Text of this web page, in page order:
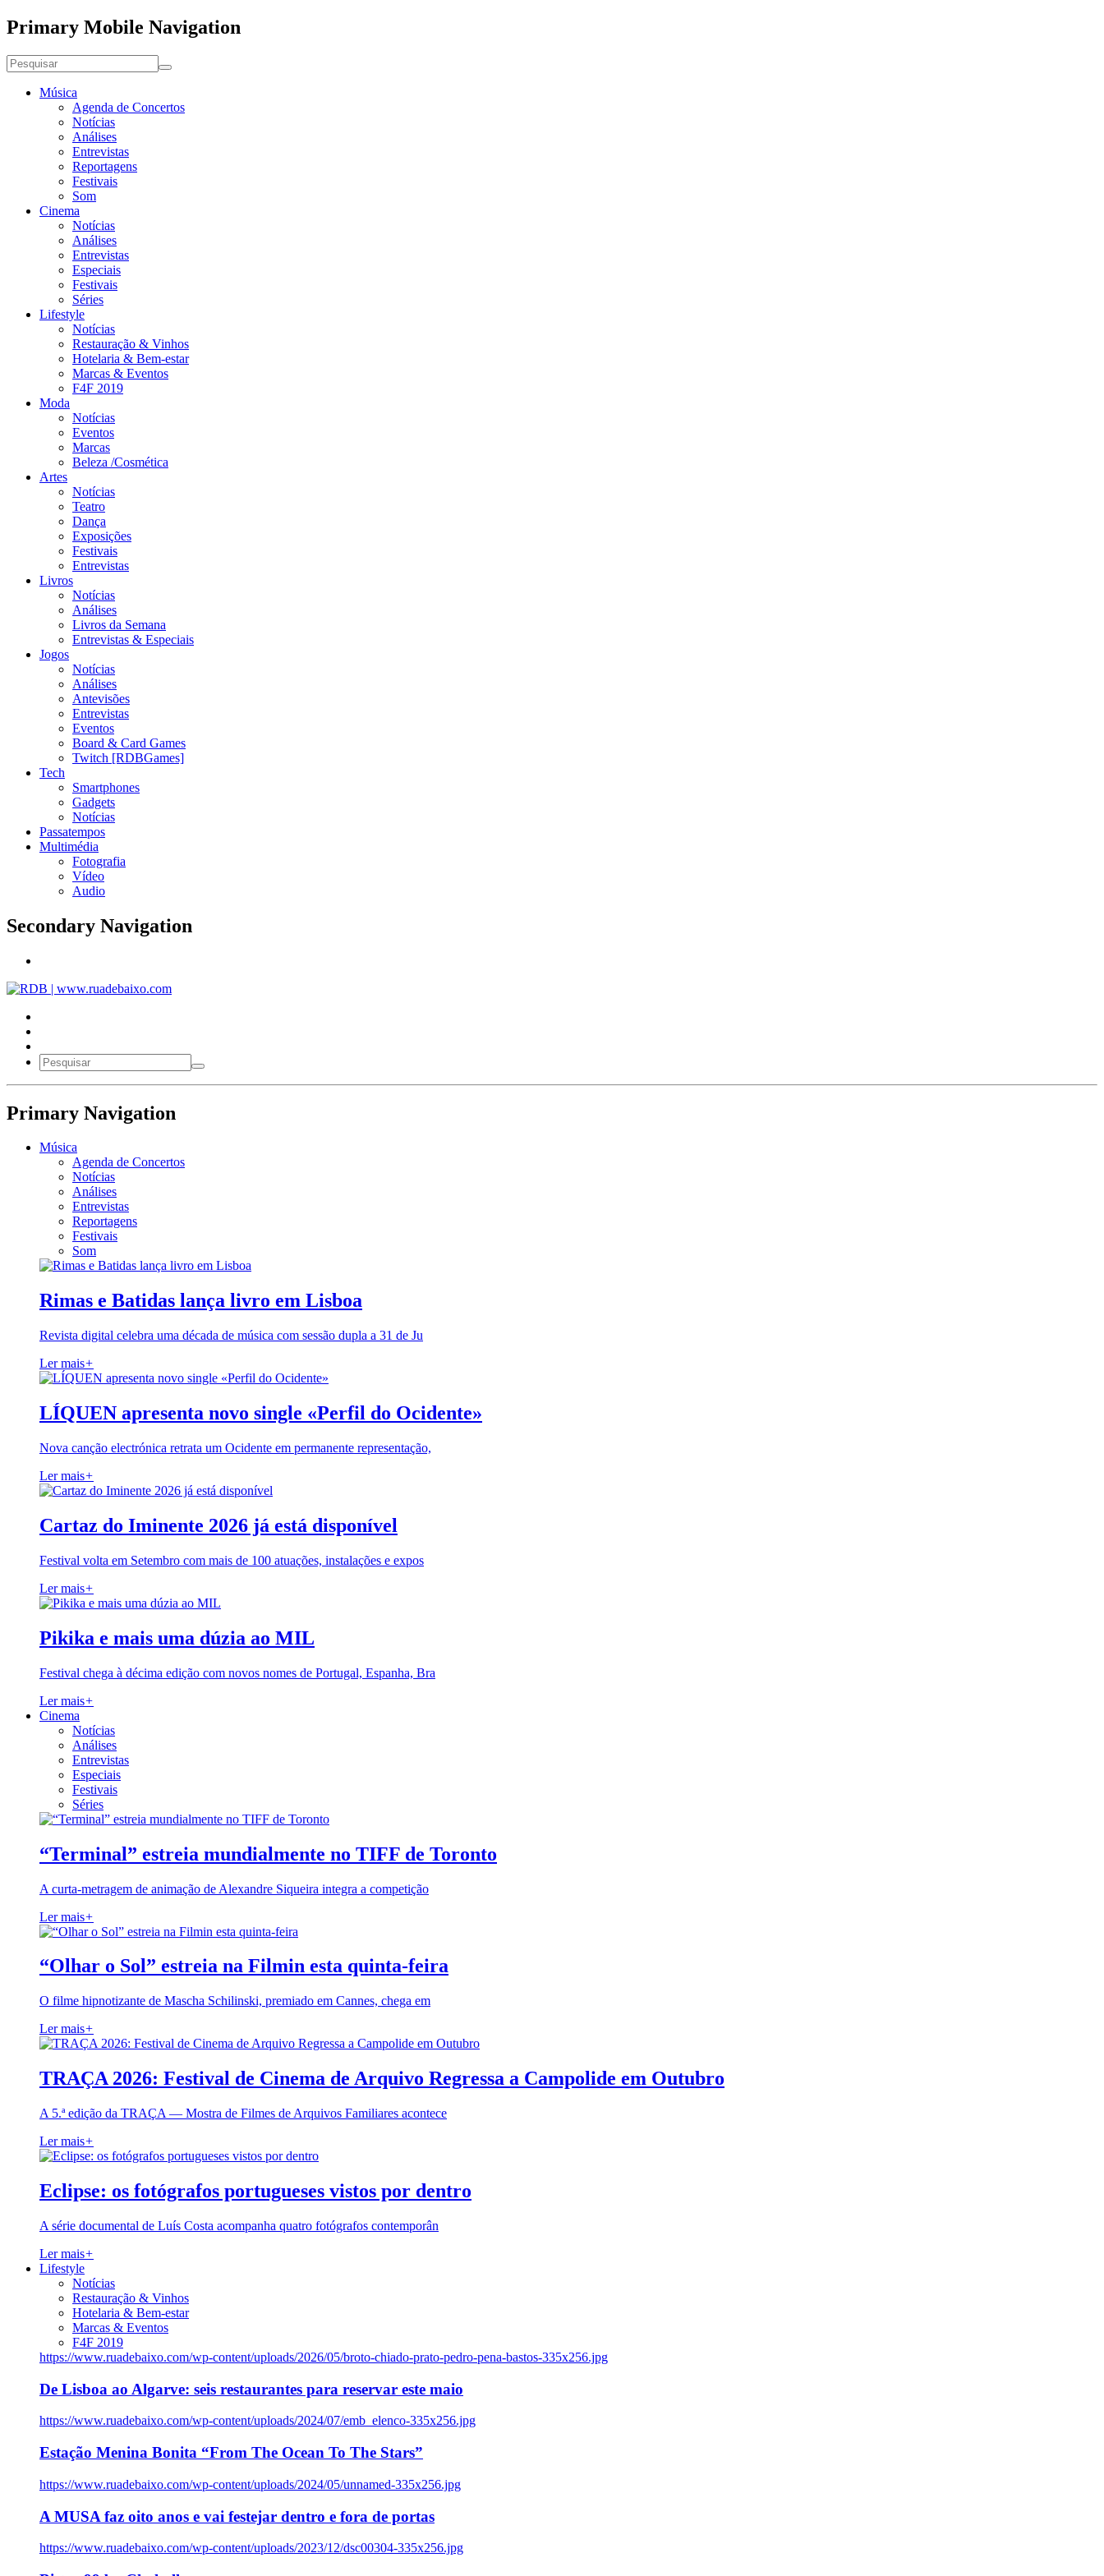
Primary Mobile Navigation
Música
Agenda de Concertos
Notícias
Análises
Entrevistas
Reportagens
Festivais
Som
Cinema
Notícias
Análises
Entrevistas
Especiais
Festivais
Séries
Lifestyle
Notícias
Restauração & Vinhos
Hotelaria & Bem-estar
Marcas & Eventos
F4F 2019
Moda
Notícias
Eventos
Marcas
Beleza /Cosmética
Artes
Notícias
Teatro
Dança
Exposições
Festivais
Entrevistas
Livros
Notícias
Análises
Livros da Semana
Entrevistas & Especiais
Jogos
Notícias
Análises
Antevisões
Entrevistas
Eventos
Board & Card Games
Twitch [RDBGames]
Tech
Smartphones
Gadgets
Notícias
Passatempos
Multimédia
Fotografia
Vídeo
Audio
Secondary Navigation
Primary Navigation
Música
Agenda de Concertos
Notícias
Análises
Entrevistas
Reportagens
Festivais
Som
Rimas e Batidas lança livro em Lisboa
Revista digital celebra uma década de música com sessão dupla a 31 de Ju
Ler mais+
LÍQUEN apresenta novo single «Perfil do Ocidente»
Nova canção electrónica retrata um Ocidente em permanente representação,
Ler mais+
Cartaz do Iminente 2026 já está disponível
Festival volta em Setembro com mais de 100 atuações, instalações e expos
Ler mais+
Pikika e mais uma dúzia ao MIL
Festival chega à décima edição com novos nomes de Portugal, Espanha, Bra
Ler mais+
Cinema
Notícias
Análises
Entrevistas
Especiais
Festivais
Séries
“Terminal” estreia mundialmente no TIFF de Toronto
A curta-metragem de animação de Alexandre Siqueira integra a competição
Ler mais+
“Olhar o Sol” estreia na Filmin esta quinta-feira
O filme hipnotizante de Mascha Schilinski, premiado em Cannes, chega em
Ler mais+
TRAÇA 2026: Festival de Cinema de Arquivo Regressa a Campolide em Outubro
A 5.ª edição da TRAÇA — Mostra de Filmes de Arquivos Familiares acontece
Ler mais+
Eclipse: os fotógrafos portugueses vistos por dentro
A série documental de Luís Costa acompanha quatro fotógrafos contemporân
Ler mais+
Lifestyle
Notícias
Restauração & Vinhos
Hotelaria & Bem-estar
Marcas & Eventos
F4F 2019
https://www.ruadebaixo.com/wp-content/uploads/2026/05/broto-chiado-prato-pedro-pena-bastos-335x256.jpg
De Lisboa ao Algarve: seis restaurantes para reservar este maio
https://www.ruadebaixo.com/wp-content/uploads/2024/07/emb_elenco-335x256.jpg
Estação Menina Bonita “From The Ocean To The Stars”
https://www.ruadebaixo.com/wp-content/uploads/2024/05/unnamed-335x256.jpg
A MUSA faz oito anos e vai festejar dentro e fora de portas
https://www.ruadebaixo.com/wp-content/uploads/2023/12/dsc00304-335x256.jpg